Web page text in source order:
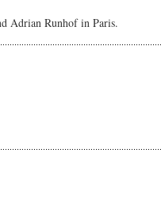
Adrian Runhof in Paris.